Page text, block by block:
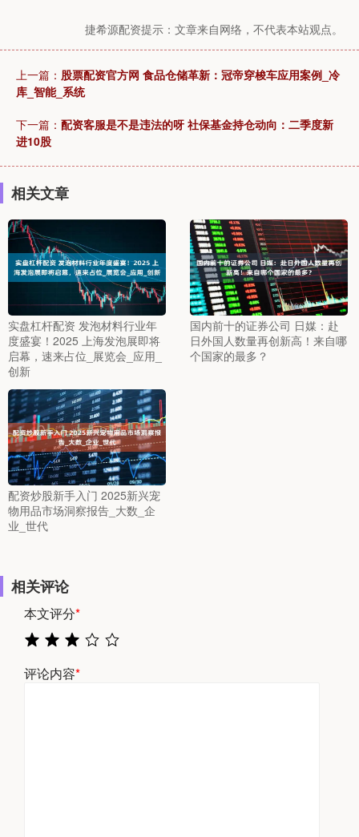
捷希源配资提示：文章来自网络，不代表本站观点。
上一篇： 股票配资官方网 食品仓储革新：冠帝穿梭车应用案例_冷
库_智能_系统
下一篇： 配资客服是不是违法的呀 社保基金持仓动向：二季度新
进10股
相关文章
实盘杠杆配资 发泡材料行业年
度盛宴！2025 上海发泡展即将
启幕，速来占位_展览会_应用_
创新
国内前十的证券公司 日媒：赴
日外国人数量再创新高！来自哪
个国家的最多？
配资炒股新手入门 2025新兴宠
物用品市场洞察报告_大数_企
业_世代
相关评论
本文评分*
评论内容*